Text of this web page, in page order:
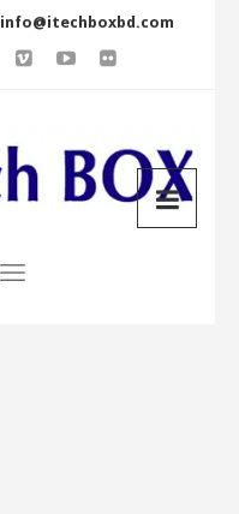
info@itechboxbd.com